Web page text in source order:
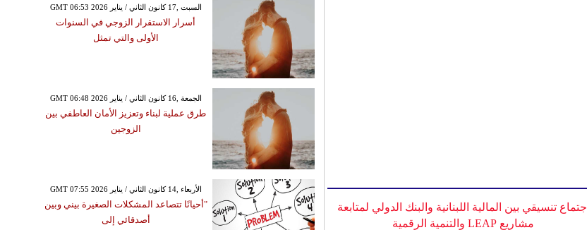
اجتماع تنسيقي بين المالية اللبنانية والبنك الدولي لمتابعة
مشاريع LEAP والتنمية الرقمية
GMT 06:53 2026 السبت ,17 كانون الثاني / يناير
أسرار الاستقرار الزوجي في السنوات
الأولى والتي تمثل
GMT 06:48 2026 الجمعة ,16 كانون الثاني / يناير
طرق عملية لبناء وتعزيز الأمان العاطفي بين
الزوجين
GMT 07:55 2026 الأربعاء ,14 كانون الثاني / يناير
"أحيانًا تتصاعد المشكلات الصغيرة بيني وبين
أصدقائي إلى